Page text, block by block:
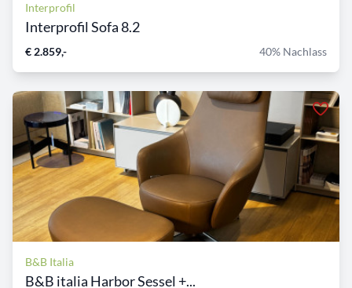
Interprofil
Interprofil Sofa 8.2
€ 2.859,- 40% Nachlass
B&B Italia
B&B italia Harbor Sessel +...